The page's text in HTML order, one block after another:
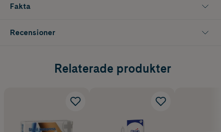
Fakta
Recensioner
Relaterade produkter